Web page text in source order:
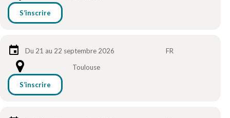
S’inscrire
Du 21 au 22 septembre 2026
FR
Toulouse
S’inscrire